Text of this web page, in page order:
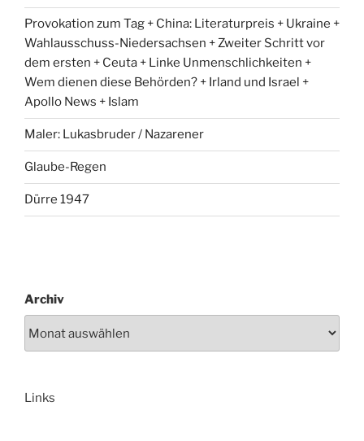
Provokation zum Tag + China: Literaturpreis + Ukraine +
Wahlausschuss-Niedersachsen + Zweiter Schritt vor
dem ersten + Ceuta + Linke Unmenschlichkeiten +
Wem dienen diese Behörden? + Irland und Israel +
Apollo News + Islam
Maler: Lukasbruder / Nazarener
Glaube-Regen
Dürre 1947
Archiv
Links